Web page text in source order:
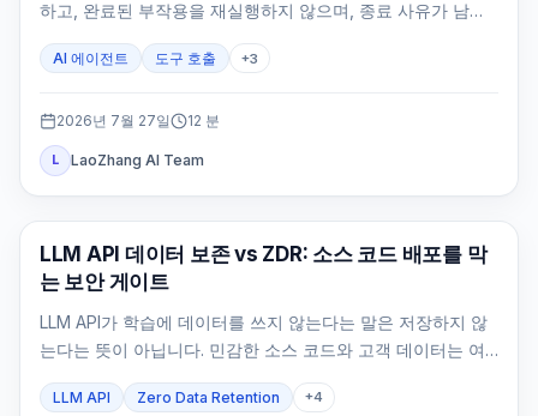
하고, 완료된 부작용을 재실행하지 않으며, 종료 사유가 남는
AI 에이전트 도구 호출 +3
2026년 7월 27일 12 분
L LaoZhang AI Team
API 가이드
LLM API 데이터 보존 vs ZDR: 소스 코드 배포를 막
는 보안 게이트
LLM API가 학습에 데이터를 쓰지 않는다는 말은 저장하지 않
는다는 뜻이 아닙니다. 민감한 소스 코드와 고객 데이터는 여
에만 배포해야 합니다.
LLM API Zero Data Retention +4